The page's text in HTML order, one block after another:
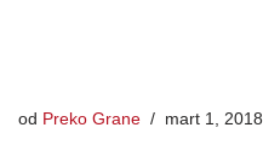
od Preko Grane mart 1, 2018